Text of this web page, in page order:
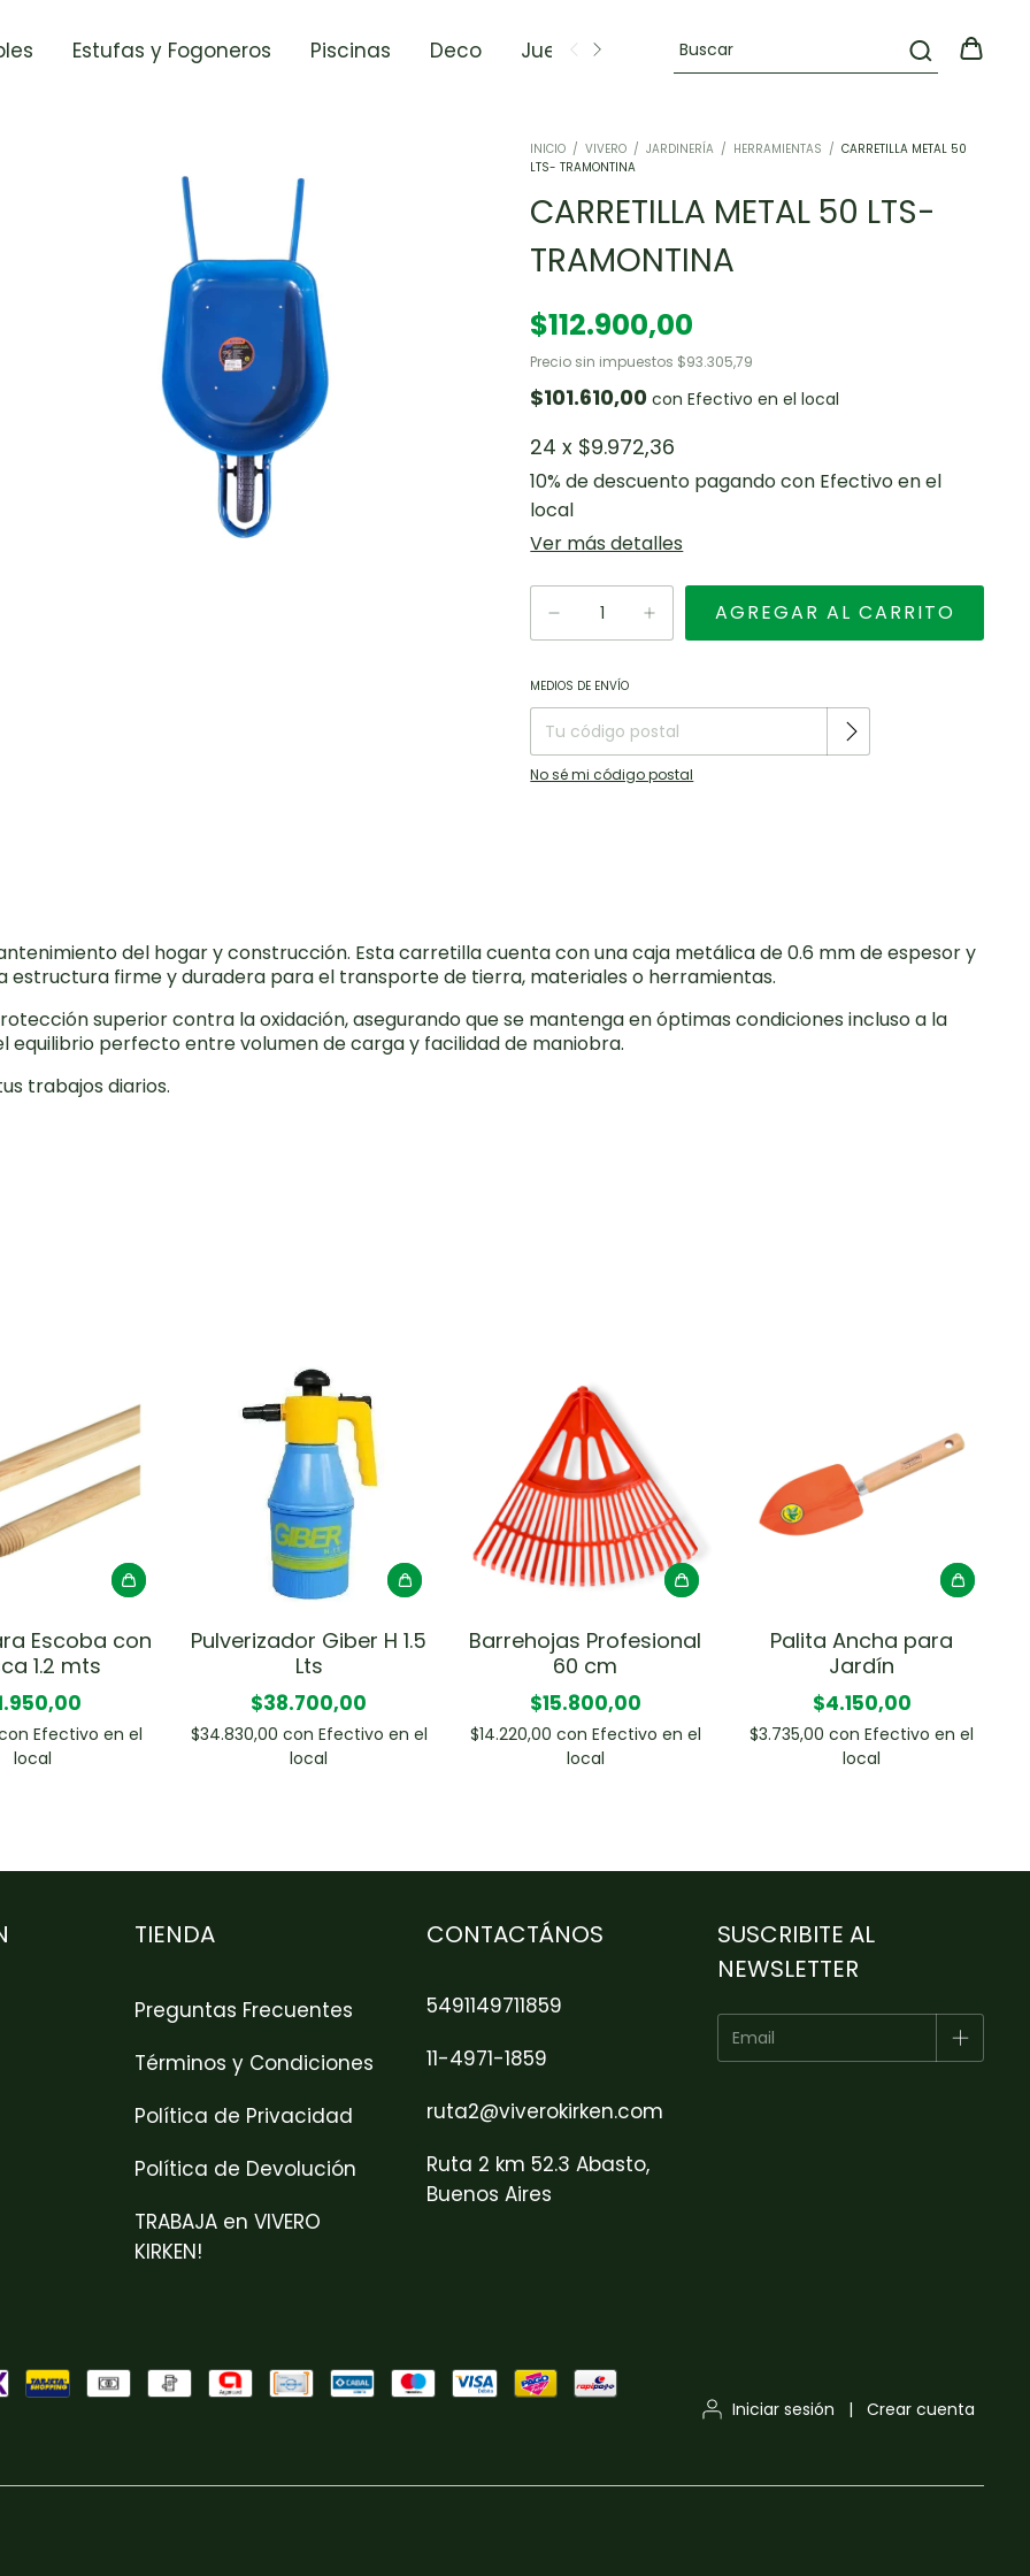
Estufas y Fogoneros Piscinas Deco Juegos OFERTAS
INICIO / VIVERO / JARDINERÍA / HERRAMIENTAS / CARRETILLA METAL 50
LTS- TRAMONTINA
CARRETILLA METAL 50 LTS-
TRAMONTINA
$112.900,00
Precio sin impuestos $93.305,79
$101.610,00con Efectivo en el local
24 x $9.972,36
10% de descuento pagando con Efectivo en el
local
Ver más detalles
Entregas para el CP:
MEDIOS DE ENVÍO
No sé mi código postal
del hogar y construcción. Esta carretilla cuenta con una caja metálica de 0.6 mm de espesor y
estructura firme y duradera para el transporte de tierra, materiales o herramientas.
superior contra la oxidación, asegurando que se mantenga en óptimas condiciones incluso a la
equilibrio perfecto entre volumen de carga y facilidad de maniobra.
trabajos diarios.
Escoba con
1.2 mts
Efectivo en el
local
Pulverizador Giber H 1.5
Lts
$38.700,00
$34.830,00 con Efectivo en el
local
Barrehojas Profesional
60 cm
$15.800,00
$14.220,00 con Efectivo en el
local
Palita Ancha para
Jardín
$4.150,00
$3.735,00con Efectivo en el
local
TIENDA
Preguntas Frecuentes
Términos y Condiciones
Política de Privacidad
Política de Devolución
TRABAJA en VIVERO
KIRKEN!
CONTACTÁNOS
5491149711859
11-4971-1859
ruta2@viverokirken.com
Ruta 2 km 52.3 Abasto,
Buenos Aires
SUSCRIBITE AL
NEWSLETTER
Iniciar sesión | Crear cuenta